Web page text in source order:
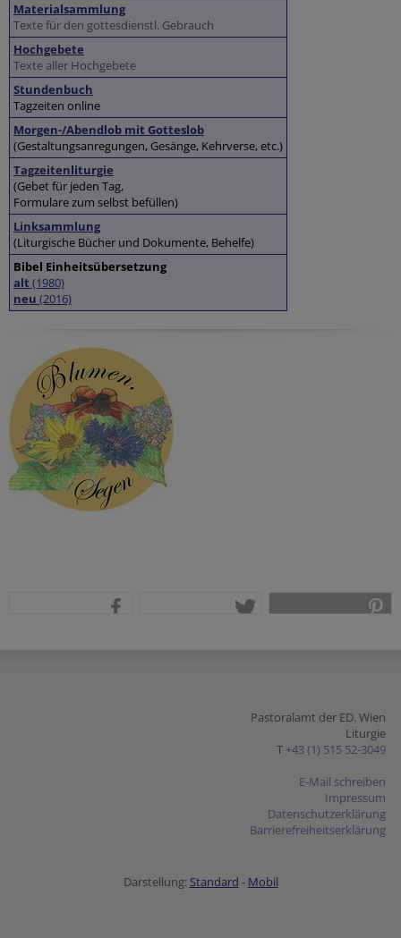
Materialsammlung
Texte für den gottesdienstl. Gebrauch
Hochgebete
Texte aller Hochgebete
Stundenbuch
Tagzeiten online
Morgen-/Abendlob mit Gotteslob
(Gestaltungsanregungen, Gesänge, Kehrverse, etc.)
Tagzeitenliturgie
(Gebet für jeden Tag,
Formulare zum selbst befüllen)
Linksammlung
(Liturgische Bücher und Dokumente, Behelfe)
Bibel Einheitsübersetzung
alt (1980)
neu (2016)
Pastoralamt der ED. Wien
Liturgie
T +43 (1) 515 52-3049
E-Mail schreiben
Impressum
Datenschutzerklärung
Barrierefreiheitserklärung
Darstellung: Standard - Mobil